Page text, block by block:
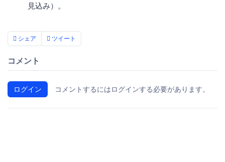
見込み）。
シェア ツイート
コメント
ログイン コメントするにはログインする必要があります。